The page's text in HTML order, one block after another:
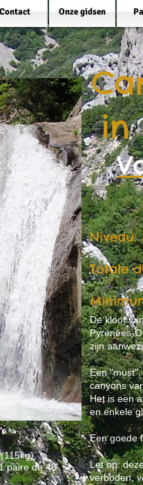
Contact Onze gidsen
in
De kloof
Pyrénées-
zijn
Een
canyons
Het is een
en enkele
Een goede
Let op:
verboden,
Niveau:
Totale
paire de 48